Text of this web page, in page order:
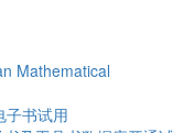
Mathematical
子书试用